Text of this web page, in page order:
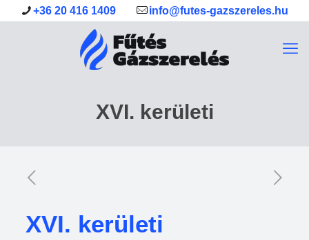
+36 20 416 1409 info@futes-gazszereles.hu
XVI. kerületi
XVI. kerületi